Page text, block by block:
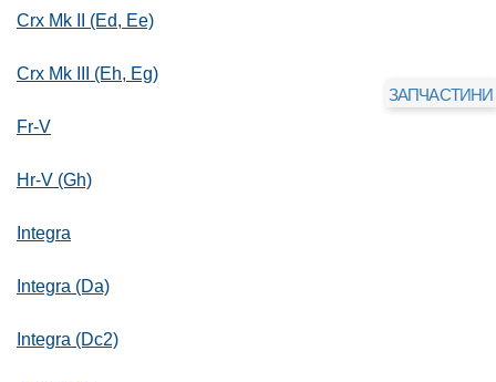
Crx Mk II (Ed, Ee)
Crx Mk III (Eh, Eg)
Fr-V
Hr-V (Gh)
Integra
Integra (Da)
Integra (Dc2)
ЗАПЧАСТИНИ